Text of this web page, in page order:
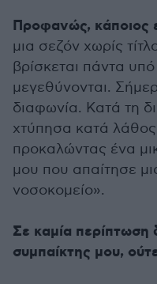
Προφανώς, κάποιος
μια σεζόν χωρίς
βρίσκεται πάντα
μεγεθύνονται.
διαφωνία. Κατά τη
χτύπησα κατά λάθος
προκαλώντας ένα
μου που απαίτησε
νοσοκομείο».
Σε καμία περίπτωση
συμπαίκτης μου,